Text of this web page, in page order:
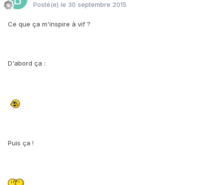
Posté(e) le 30 septembre 2015
Ce que ça m'inspire à vif ?
D'abord ça :
Puis ça !